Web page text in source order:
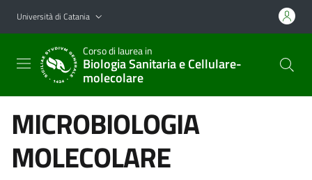
Vai al contenuto principale
Vai al menu di navigazione
Università di Catania
Corso di laurea in
Biologia Sanitaria e Cellulare-
molecolare
MICROBIOLOGIA
MOLECOLARE